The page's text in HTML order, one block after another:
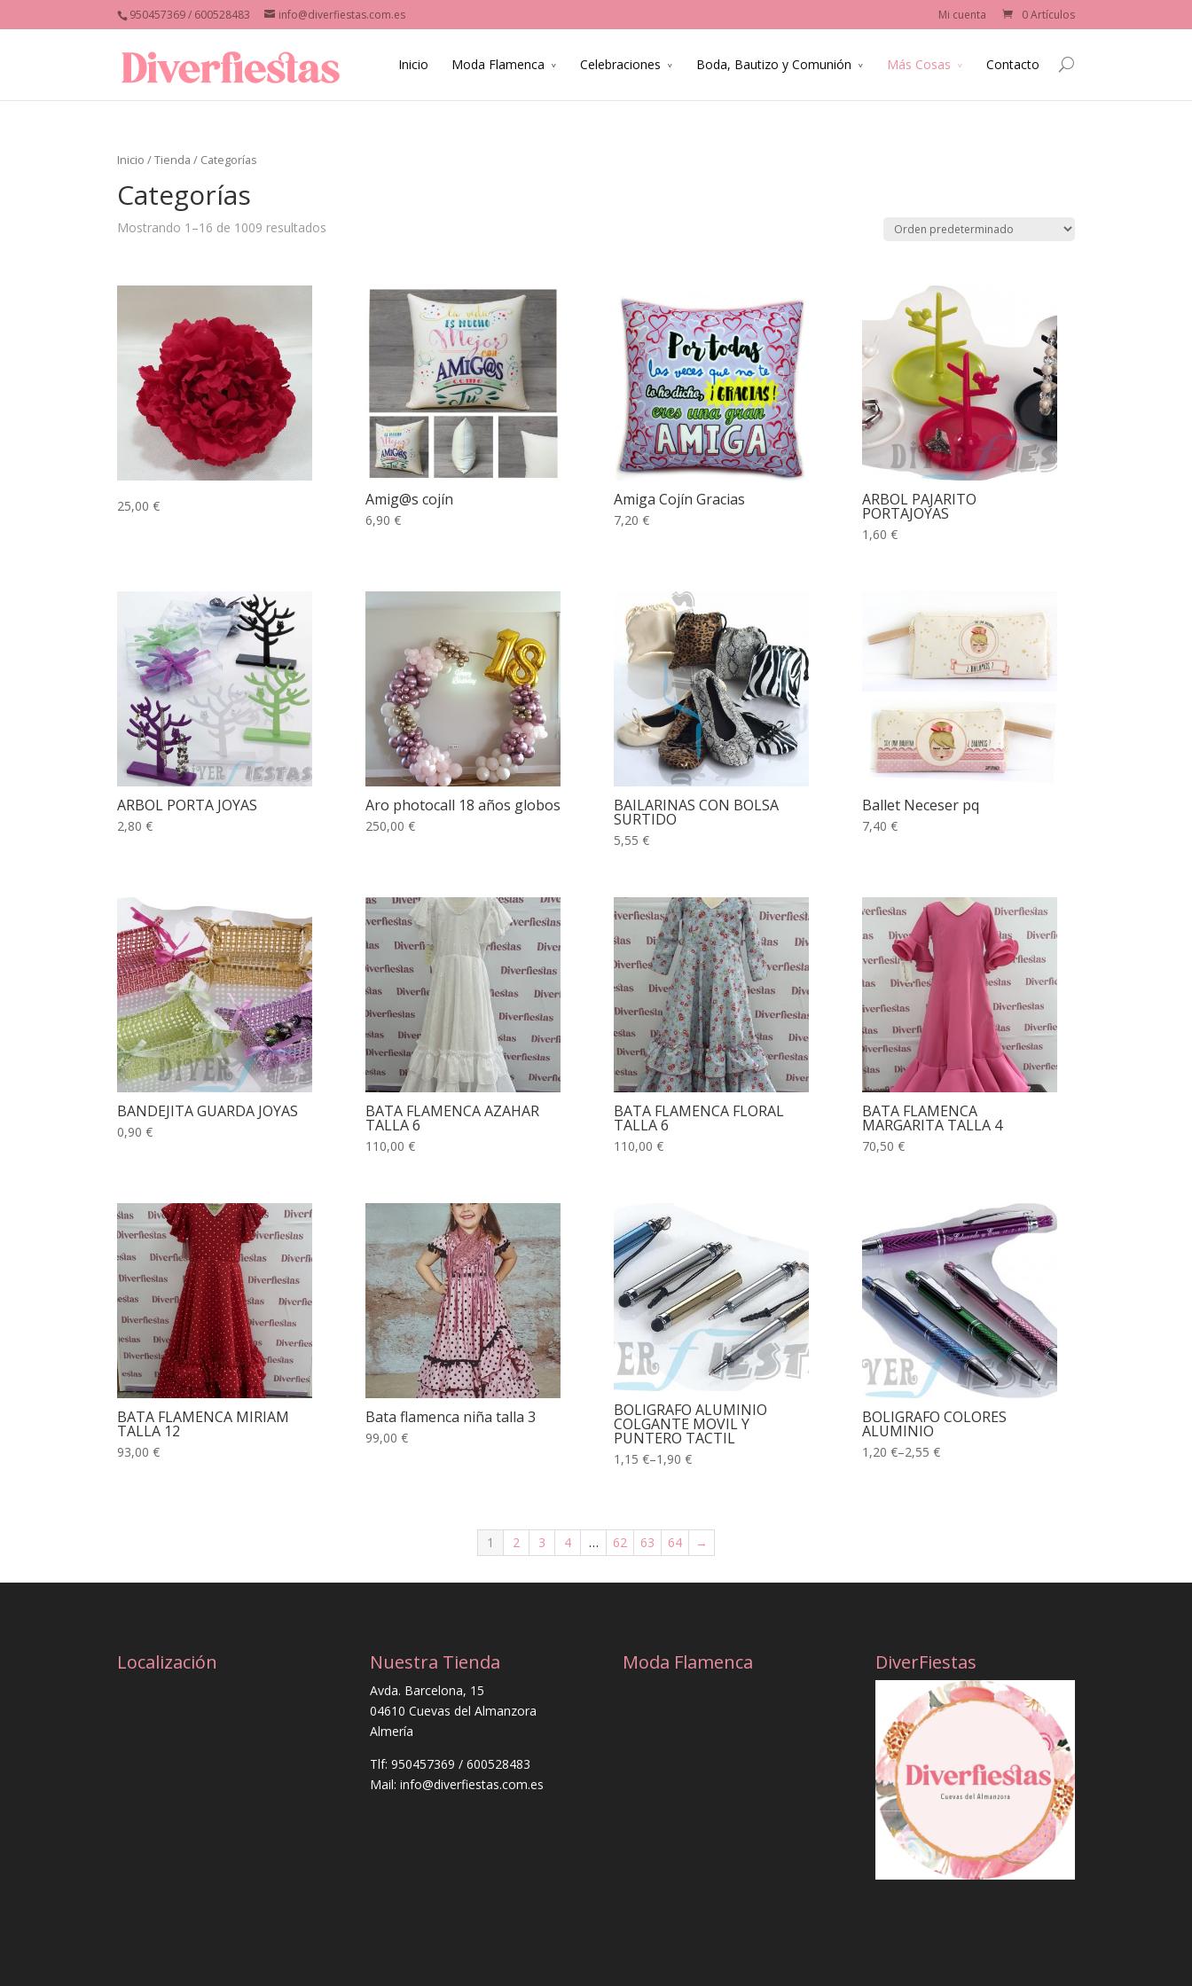
950457369 / 600528483 info@diverfiestas.com.es Mi cuenta 0 Artículos
Inicio Moda Flamenca Celebraciones Boda, Bautizo y Comunión Más Cosas Contacto
Inicio /Tienda / Categorías
Categorías
Mostrando 1–16 de 1009 resultados
25,00 € Amig@s cojín
6,90 €
Amiga Cojín Gracias
7,20 €
ARBOL PAJARITO
PORTAJOYAS
1,60 €
ARBOL PORTA JOYAS
2,80 €
Aro photocall 18 años globos
250,00 €
BAILARINAS CON BOLSA
SURTIDO
5,55 €
Ballet Neceser pq
7,40 €
BANDEJITA GUARDA JOYAS
0,90 €
BATA FLAMENCA AZAHAR
TALLA 6
110,00 €
BATA FLAMENCA FLORAL
TALLA 6
110,00 €
BATA FLAMENCA
MARGARITA TALLA 4
70,50 €
BATA FLAMENCA MIRIAM
TALLA 12
93,00 €
Bata flamenca niña talla 3
99,00 €
BOLIGRAFO ALUMINIO
COLGANTE MOVIL Y
PUNTERO TACTIL
1,15 €–1,90 €
BOLIGRAFO COLORES
ALUMINIO
1,20 €–2,55 €
1 2 3 4 … 62 63 64 →
Localización Nuestra Tienda
Avda. Barcelona, 15
04610 Cuevas del Almanzora
Almería
Tlf: 950457369 / 600528483
Mail: info@diverfiestas.com.es
Moda Flamenca DiverFiestas